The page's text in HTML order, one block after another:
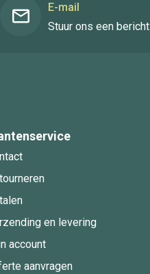
E-mail
Stuur ons een bericht
en levering
account
aanvragen